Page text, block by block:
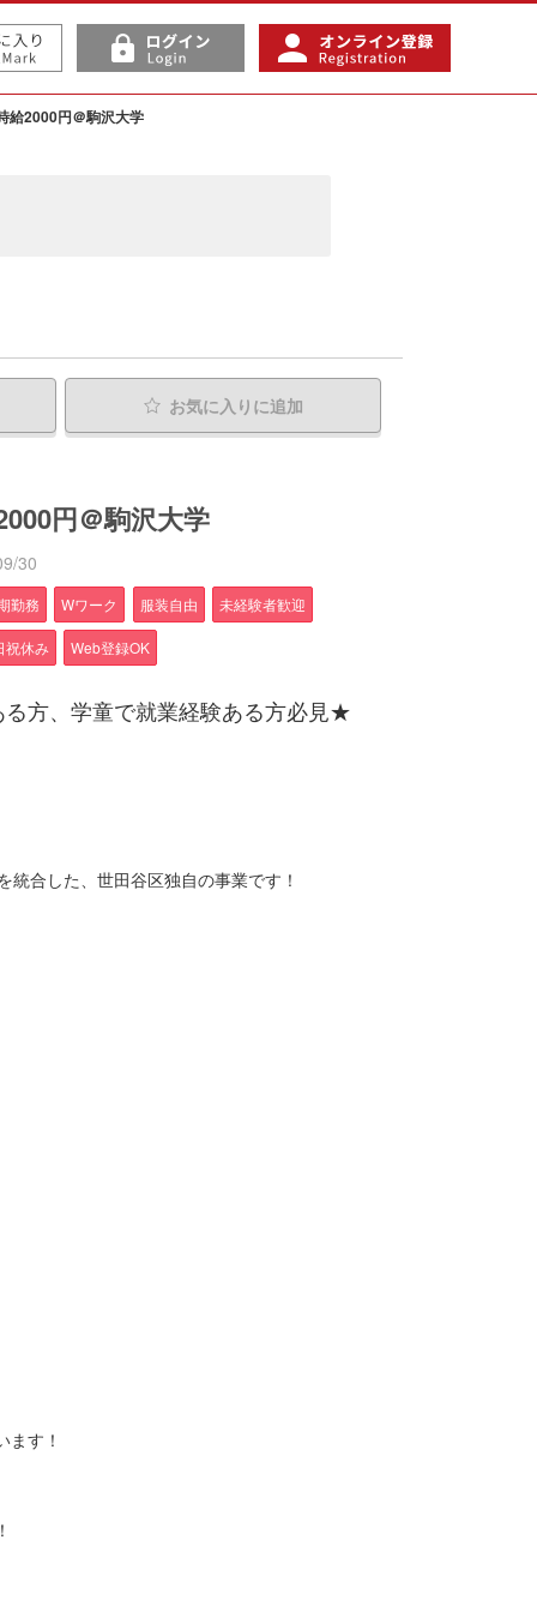
給2000円＠駒沢大学
お気に入り に追加
円＠駒沢大学
30
勤務 Wワーク 服装自由 未経験者歓迎
祝休み Web登録OK
方、学童で就業経験ある方必見★
合した、世田谷区独自の事業です！
す！